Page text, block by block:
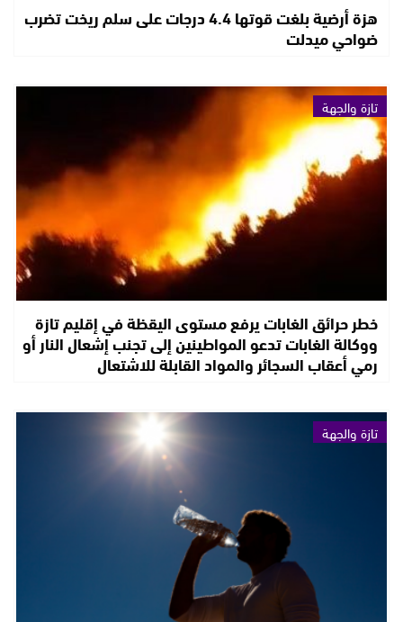
هزة أرضية بلغت قوتها 4.4 درجات على سلم ريخت تضرب
ضواحي ميدلت
تازة والجهة
خطر حرائق الغابات يرفع مستوى اليقظة في إقليم تازة
ووكالة الغابات تدعو المواطينين إلى تجنب إشعال النار أو
رمي أعقاب السجائر والمواد القابلة للاشتعال
تازة والجهة